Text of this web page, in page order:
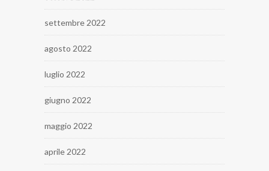
settembre 2022
agosto 2022
luglio 2022
giugno 2022
maggio 2022
aprile 2022